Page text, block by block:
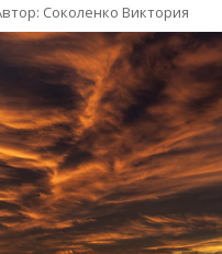
Соколенко Виктория